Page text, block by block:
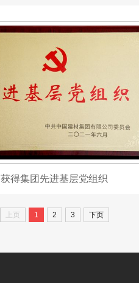
获得集团先进基层党组织
上页 1 2 3 下页